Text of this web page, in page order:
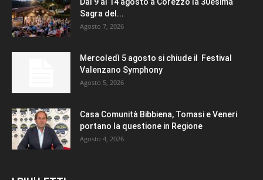
Dal 9 al 14 agosto a Corezzo la 30esima
Sagra del...
Agosto 7, 2026
Mercoledì 5 agosto si chiude il Festival
Valenzano Symphony
Agosto 5, 2026
Casa Comunità Bibbiena, Tomasi e Veneri
portano la questione in Regione
Agosto 4, 2026